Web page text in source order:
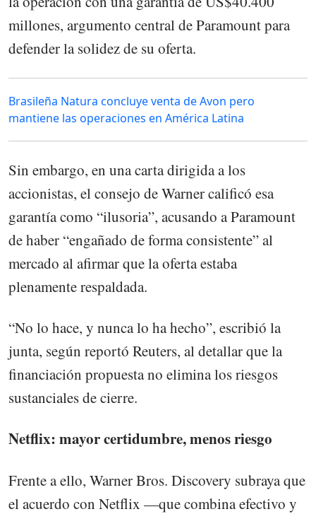
millones, argumento central de Paramount para
defender la solidez de su oferta.
Brasileña Natura concluye venta de Avon pero
mantiene las operaciones en América Latina
Sin embargo, en una carta dirigida a los
accionistas, el consejo de Warner calificó esa
garantía como “ilusoria”, acusando a Paramount
de haber “engañado de forma consistente” al
mercado al afirmar que la oferta estaba
plenamente respaldada.
“No lo hace, y nunca lo ha hecho”, escribió la
junta, según reportó Reuters, al detallar que la
financiación propuesta no elimina los riesgos
sustanciales de cierre.
Netflix: mayor certidumbre, menos riesgo
Frente a ello, Warner Bros. Discovery subraya que
el acuerdo con Netflix —que combina efectivo y